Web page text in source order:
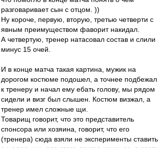
разговаривает сын с отцом. ))
Ну короче, первую, вторую, третью четверти с
явным преимуществом фаворит накидал.
А четвертую, тренер натасовал состав и слили
минус 15 очей.
И в конце матча такая картина, мужик на
дорогом костюме подошел, а точнее подбежал
к тренеру и начал ему ебать голову, мы рядом
сидели и визг был слышен. Костюм визжал, а
тренер имел сложные щи.
Товарищ говорит, что это представитель
спонсора или хозяина, говорит, что его
(тренера) сюда взяли не эксперименты ставить